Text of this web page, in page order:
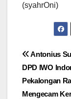
(syahrOni)
pos
Antonius
DPD IWO
Pekalongan
Mengecam